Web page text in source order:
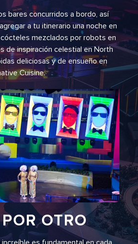
bares concurridos a bordo, así
a tu itinerario una noche en
mezclados por robots en
de inspiración celestial en North
deliciosas y de ensueño en
Cuisine.
OTRO